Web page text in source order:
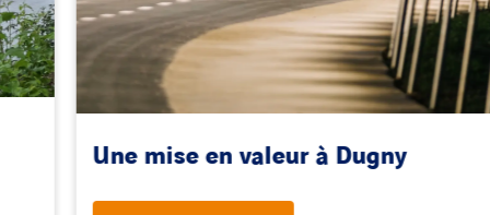
Une mise en valeur à Dugny